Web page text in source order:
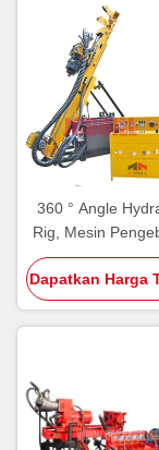
360 ° Angle
Rig, Mesin
Bawah
Dapatkan Harga